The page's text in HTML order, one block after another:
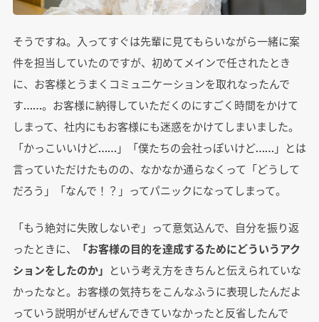
そうですね。入ってすぐは先輩に見てもらいながら一緒に案
件を担当していたのですが、初めてメインで任されたとき
に、お客様とうまくコミュニケーションを取れなったんで
す……。お客様に納得していただくのにすごく時間をかけて
しまって、社内にもお客様にも迷惑をかけてしまいました。
「かっこいいけど……」「僕たちの会社っぽいけど……」とは
言っていただけたものの、なかなか通らなくって「どうして
だろう」「なんで！？」ってパニックになってしまって。
「もう絶対に失敗しないぞ」って意気込んで、自分を振り返
ったときに、
「お客様の目的を達成するためにどういうアク
ションをしたのか」 という考え方をきちんと伝えられていな
かったなと。お客様の気持ちをこんなふうに表現したんだよ
っていう説明がぜんぜんできていなかったと反省したんで